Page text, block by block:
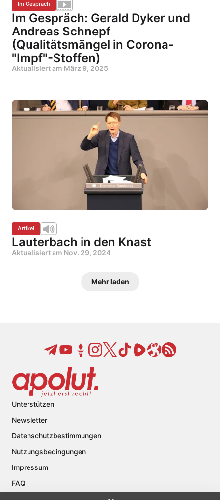
Im Gespräch
Im Gespräch: Gerald Dyker und
Andreas Schnepf
(Qualitätsmängel in Corona-
"Impf"-Stoffen)
Aktualisiert am März 9, 2025
Artikel
Lauterbach in den Knast
Aktualisiert am Nov. 29, 2024
Mehr laden
Unterstützen
Newsletter
Datenschutzbestimmungen
Nutzungsbedingungen
Impressum
FAQ